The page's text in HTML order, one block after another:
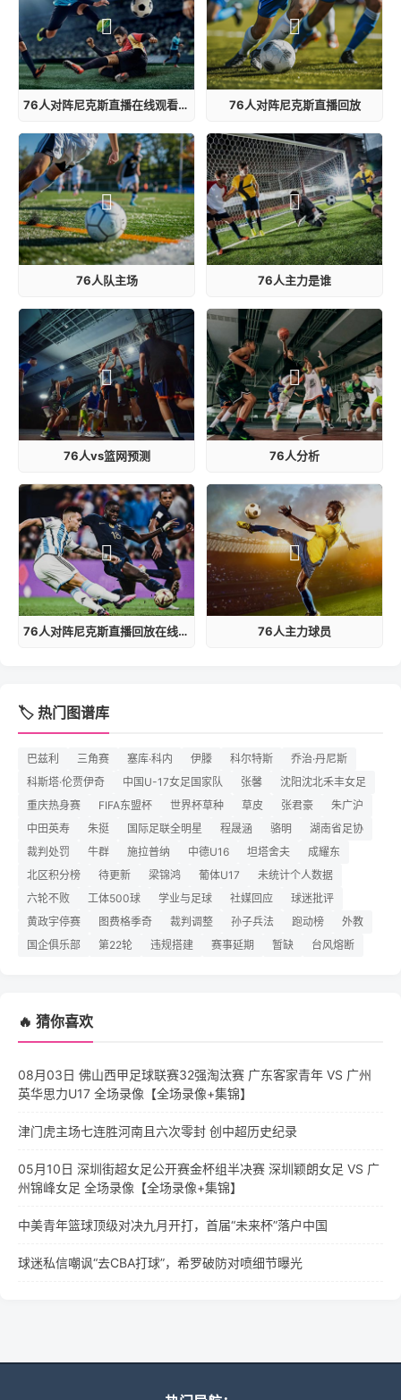
76人对阵尼克斯直播在线观看视频 76人对阵尼克斯直播回放
76人队主场 76人主力是谁
76人vs篮网预测 76人分析
76人对阵尼克斯直播回放在线观看视频 76人主力球员
🏷️ 热门图谱库
巴兹利 三角赛 塞库·科内 伊滕 科尔特斯
乔治·丹尼斯
科斯塔·伦贾伊奇
中国U-17女足国家队 张馨
沈阳沈北禾丰女足
重庆热身赛
FIFA东盟杯 世界杯草种 草皮 张君豪
朱广沪
中田英寿
朱挺 国际足联全明星 程晟涵 骆明
湖南省足协
裁判处罚
牛群 施拉普纳 中德U16 坦塔舍夫
成耀东
北区积分榜
待更新 梁锦鸿 葡体U17
未统计个人数据
六轮不败
工体500球 学业与足球 社媒回应
球迷批评
黄政宇停赛
图费格季奇 裁判调整 孙子兵法 跑动榜
外教
国企俱乐部
第22轮 违规搭建 赛事延期 暂缺 台风熔断
🔥 猜你喜欢
08月03日 佛山西甲足球联赛32强淘汰赛 广东客家青年 VS 广州
英华思力U17 全场录像【全场录像+集锦】
津门虎主场七连胜河南且六次零封 创中超历史纪录
05月10日 深圳街超女足公开赛金杯组半决赛 深圳颖朗女足 VS 广
州锦峰女足 全场录像【全场录像+集锦】
中美青年篮球顶级对决九月开打，首届“未来杯”落户中国
球迷私信嘲讽“去CBA打球”，希罗破防对喷细节曝光